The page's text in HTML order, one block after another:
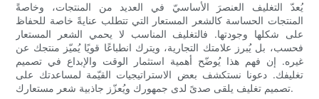
يُعدّ التغليف العنصرَ الأساسيّ في العديد من المنتجات، وخاصةً
المنتجات الحساسة كالشعر المستعار التي تتطلب عنايةً خاصة للحفاظ
على شكلها وجودتها. فالتغليف المناسب لا يحمي الشعر المستعار
فحسب، بل يُبرز علامتك التجارية، ويترك انطباعًا قويًا يُميّز منتجك عن
غيره. إن فهم هذا يُوضّح أهمية استثمار الوقت والإبداع في تصميم
تغليفك. دعونا نستكشف بعض الاستراتيجيات القيّمة لمساعدتك على
تصميم تغليف يلقى صدىً لدى جمهورك ويُعزّز جاذبية شعر مستعارك.